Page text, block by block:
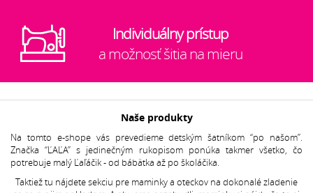
Individuálny prístup
a možnosť šitia na mieru
Naše produkty
Na tomto e-shope vás prevedieme detským šatníkom “po našom”.
Značka “ĽAĽA” s jedinečným rukopisom ponúka takmer všetko, čo
potrebuje malý Ľaľáčik - od bábätka až po školáčika.
Taktiež tu nájdete sekciu pre maminky a oteckov na dokonalé zladenie